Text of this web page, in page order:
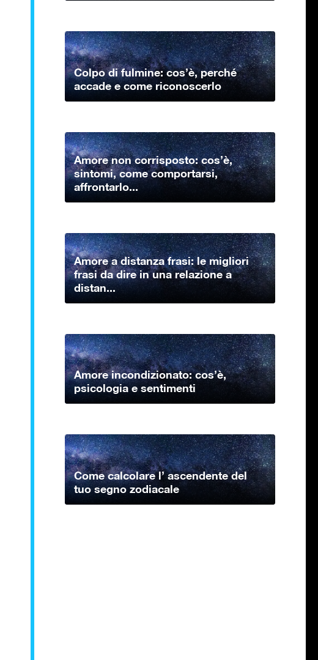
Colpo di fulmine: cos’è, perché
accade e come riconoscerlo
Amore non corrisposto: cos’è,
sintomi, come comportarsi,
affrontarlo...
Amore a distanza frasi: le migliori
frasi da dire in una relazione a
distan...
Amore incondizionato: cos’è,
psicologia e sentimenti
Come calcolare l’ ascendente del
tuo segno zodiacale